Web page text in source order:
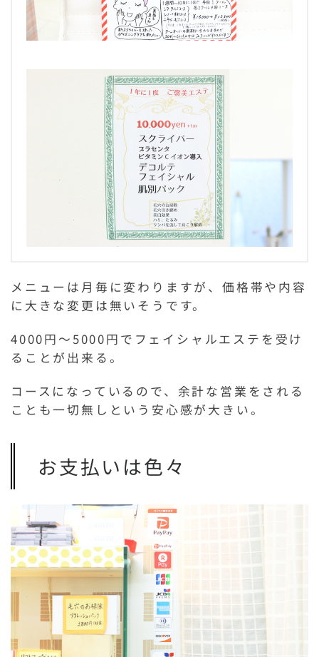
メニューは月毎に変わりますが、価格帯や内容
に大きな変更は無いそうです。
4000円～5000円でフェイシャルエステを受け
ることが出来る。
コースになっているので、余計な営業をされる
ことも一切無しという安心感が大きい。
お支払いは色々